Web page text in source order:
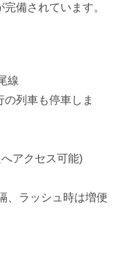
備されています。
線
列車も停車しま
アクセス可能)
、ラッシュ時は増便